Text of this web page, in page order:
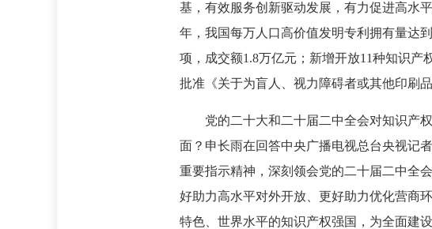
基，有效服务创新驱动发展，有力促进高水
年，我国每万人口高价值发明专利拥有量达
项，成交额1.8万亿元；新增开放11种知识产
批准《关于为盲人、视力障碍者或其他印刷
党的二十大和二十届二中全会对知识产
面？申长雨在回答中央广播电视总台央视记
重要指示精神，深刻领会党的二十届二中全
好助力高水平对外开放、更好助力优化营商
特色、世界水平的知识产权强国，为全面建